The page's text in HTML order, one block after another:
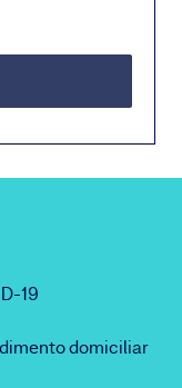
19
domiciliar